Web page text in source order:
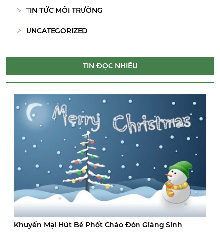
TIN TỨC MÔI TRƯỜNG
UNCATEGORIZED
TIN ĐỌC NHIỀU
Khuyến Mại Hút Bể Phốt Chào Đón Giáng Sinh